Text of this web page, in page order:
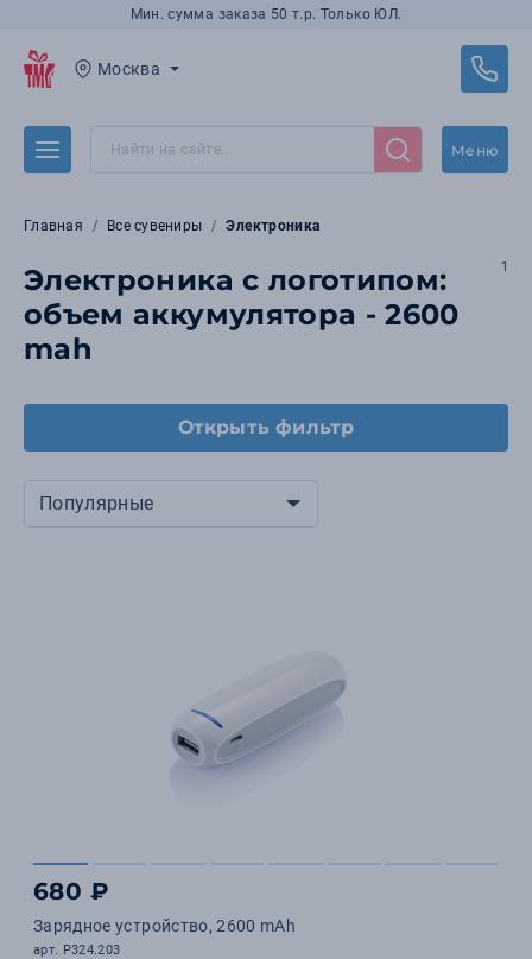
Мин. сумма заказа 50 т.р. Только ЮЛ.
Москва
Меню
Главная Все сувениры Электроника
Электроника с логотипом:
объем аккумулятора - 2600
mah
1
Открыть фильтр
Популярные
680 ₽
Зарядное устройство, 2600 mAh
арт. P324.203